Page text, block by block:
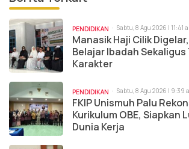
PENDIDIKAN Sabtu, 8 Agu 2026 | 11:41
Manasik Haji Cilik
Belajar Ibadah Sekaligus
Karakter
PENDIDIKAN Sabtu, 8 Agu 2026 | 9:39
FKIP Unismuh Palu
Kurikulum OBE, Siapkan
Dunia Kerja